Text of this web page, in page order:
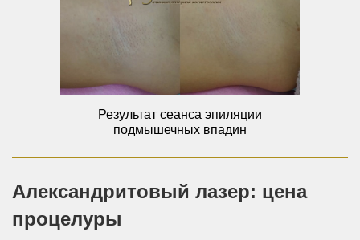
Результат сеанса эпиляции
подмышечных впадин
Александритовый лазер: цена
процелуры